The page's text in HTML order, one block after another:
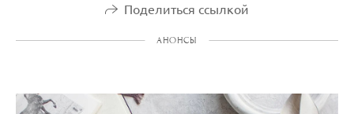
Поделиться ссылкой
АНОНСЫ